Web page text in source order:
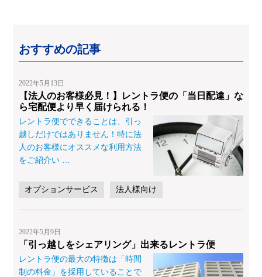
おすすめの記事
2022年5月13日
【法人のお客様必見！】レントラ便の「当日配達」な
ら宅配便より早く届けられる！
レントラ便でできることは、引っ
越しだけではありません！特に法
人のお客様にオススメな利用方法
をご紹介い …
オプションサービス 法人様向け
2022年5月9日
「引っ越しをシェアリング」出来るレントラ便
レントラ便の最大の特徴は「時間
制の料金」を採用していることで